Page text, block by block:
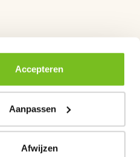
Accepteren
Aanpassen
Afwijzen